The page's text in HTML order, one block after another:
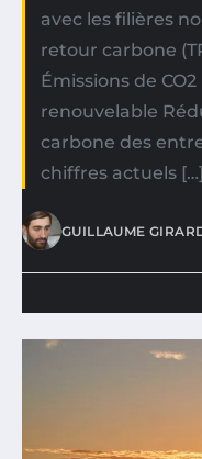
avec les filières
retour carbone
Émissions de
renouvelable
carbone des
chiffres actuels […]
GUILLAUME